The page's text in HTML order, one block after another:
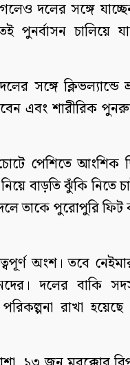
দলের সঙ্গে
পুনর্বাসন চালিয়ে
সঙ্গে ক্লিভল্যান্ডে
এবং শারীরিক
পেশিতে আংশিক
বাড়তি ঝুঁকি নিতে
তাকে পুরোপুরি
অংশ। তবে
দলের বাকি
রাখা হয়েছে